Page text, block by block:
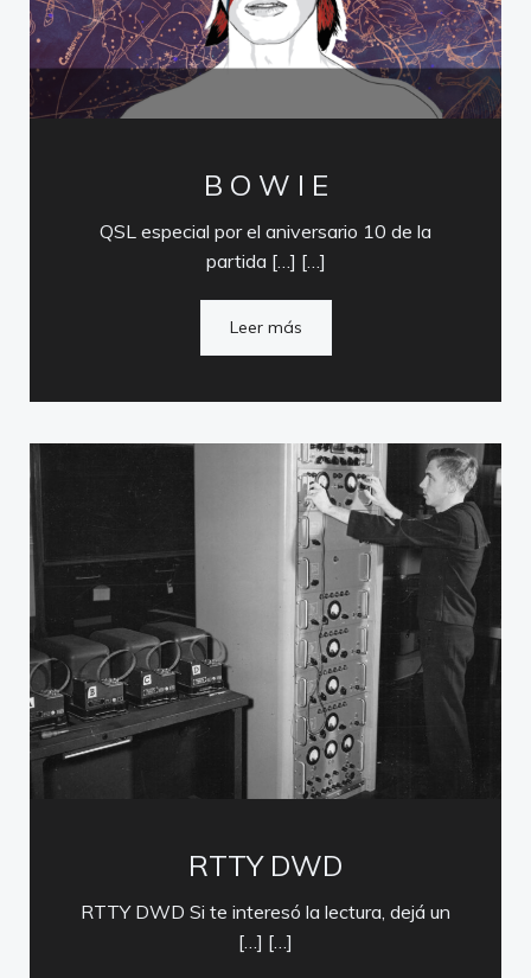
B O W I E
QSL especial por el aniversario 10 de la
partida […] […]
Leer más
RTTY DWD
RTTY DWD Si te interesó la lectura, dejá un
[…] […]